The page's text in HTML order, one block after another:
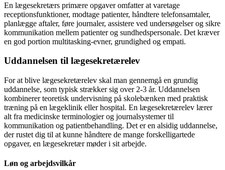
En lægesekretærs primære opgaver omfatter at varetage
receptionsfunktioner, modtage patienter, håndtere telefonsamtaler,
planlægge aftaler, føre journaler, assistere ved undersøgelser og sikre
kommunikation mellem patienter og sundhedspersonale. Det kræver
en god portion multitasking-evner, grundighed og empati.
Uddannelsen til lægesekretærelev
For at blive lægesekretærelev skal man gennemgå en grundig
uddannelse, som typisk strækker sig over 2-3 år. Uddannelsen
kombinerer teoretisk undervisning på skolebænken med praktisk
træning på en lægeklinik eller hospital. En lægesekretærelev lærer
alt fra medicinske terminologier og journalsystemer til
kommunikation og patientbehandling. Det er en alsidig uddannelse,
der rustet dig til at kunne håndtere de mange forskelligartede
opgaver, en lægesekretær møder i sit arbejde.
Løn og arbejdsvilkår